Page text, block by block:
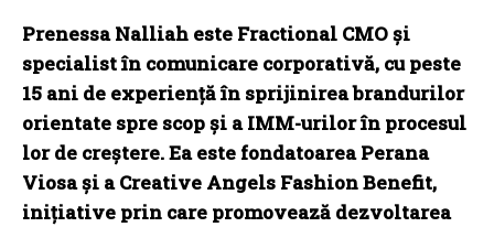
Prenessa Nalliah este Fractional CMO și
specialist în comunicare corporativă, cu peste
15 ani de experiență în sprijinirea brandurilor
orientate spre scop și a IMM-urilor în procesul
lor de creștere. Ea este fondatoarea Perana
Viosa și a Creative Angels Fashion Benefit,
inițiative prin care promovează dezvoltarea